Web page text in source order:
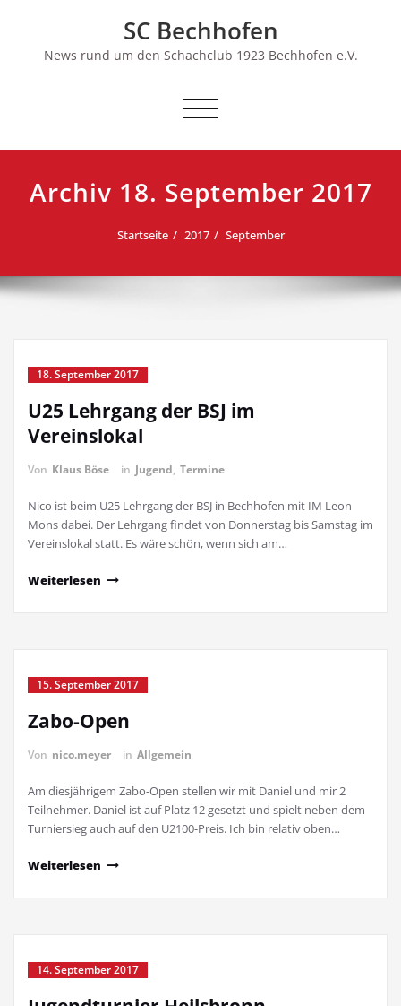
SC Bechhofen
News rund um den Schachclub 1923 Bechhofen e.V.
Schalte
Archiv 18. September 2017
Startseite 2017 September
18. September 2017
U25 Lehrgang der BSJ im
Vereinslokal
Von Klaus Böse in Jugend, Termine
Nico ist beim U25 Lehrgang der BSJ in Bechhofen mit IM Leon
Mons dabei. Der Lehrgang findet von Donnerstag bis Samstag im
Vereinslokal statt. Es wäre schön, wenn sich am…
Weiterlesen
15. September 2017
Zabo-Open
Von nico.meyer in Allgemein
Am diesjährigem Zabo-Open stellen wir mit Daniel und mir 2
Teilnehmer. Daniel ist auf Platz 12 gesetzt und spielt neben dem
Turniersieg auch auf den U2100-Preis. Ich bin relativ oben…
Weiterlesen
14. September 2017